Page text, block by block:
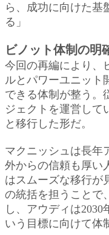
ら、成功に向けた基
る」
ビノット体制の明
今回の再編により、
ルとパワーユニット
できる体制が整う。
ジェクトを運営して
と移行した形だ。
マクニッシュは長年
外からの信頼も厚い
はスムーズな移行が
の統括を担うことで
し、アウディは
いう目標に向けて体